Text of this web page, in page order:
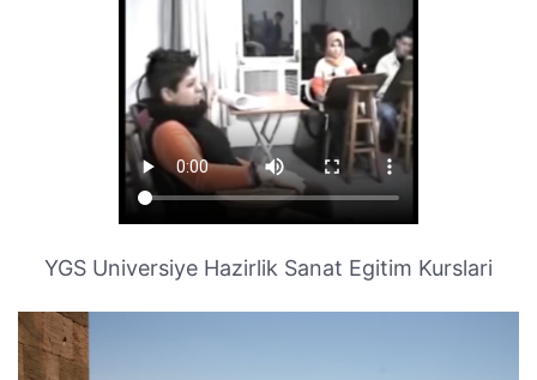
YGS Universiye Hazirlik Sanat Egitim Kurslari